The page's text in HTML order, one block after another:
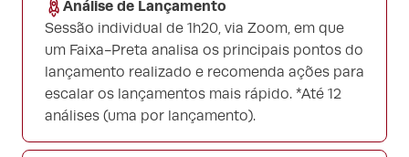
Análise de Lançamento
Sessão individual de 1h20, via Zoom, em que
um Faixa-Preta analisa os principais pontos do
lançamento realizado e recomenda ações para
escalar os lançamentos mais rápido. *Até 12
análises (uma por lançamento).